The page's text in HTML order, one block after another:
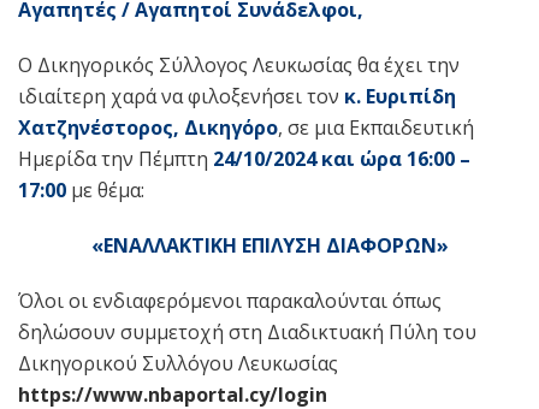
Αγαπητές / Αγαπητοί Συνάδελφοι,
Ο Δικηγορικός Σύλλογος Λευκωσίας θα έχει την
ιδιαίτερη χαρά να φιλοξενήσει τον κ. Ευριπίδη
Χατζηνέστορος, Δικηγόρο, σε μια Εκπαιδευτική
Ημερίδα την Πέμπτη 24/10/2024 και ώρα 16:00 –
17:00 με θέμα:
«ΕΝΑΛΛΑΚΤΙΚΗ ΕΠΙΛΥΣΗ ΔΙΑΦΟΡΩΝ»
Όλοι οι ενδιαφερόμενοι παρακαλούνται όπως
δηλώσουν συμμετοχή στη Διαδικτυακή Πύλη του
Δικηγορικού Συλλόγου Λευκωσίας
https://www.nbaportal.cy/login